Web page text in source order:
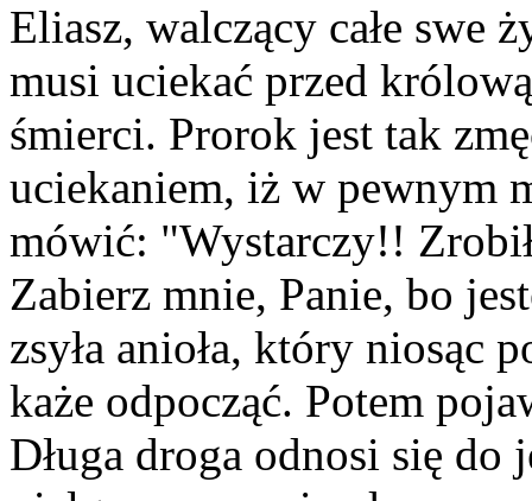
Eliasz, walczący całe swe
musi uciekać przed
śmierci. Prorok jest tak
uciekaniem, iż w pewnym
mówić: "Wystarczy!!
Zabierz mnie, Panie, bo
zsyła anioła, który niosąc
każe odpocząć. Potem
Długa droga odnosi się do